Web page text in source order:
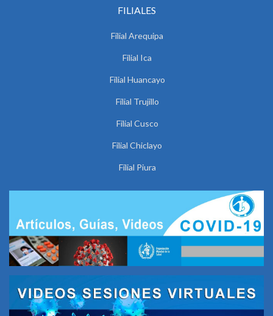
FILIALES
Filial Arequipa
Filial Ica
Filial Huancayo
Filial Trujillo
Filial Cusco
Filial Chiclayo
Filial Piura